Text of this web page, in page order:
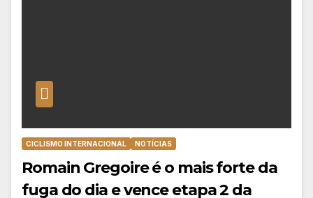
CICLISMO INTERNACIONAL NOTÍCIAS
Romain Gregoire é o mais forte da
fuga do dia e vence etapa 2 da